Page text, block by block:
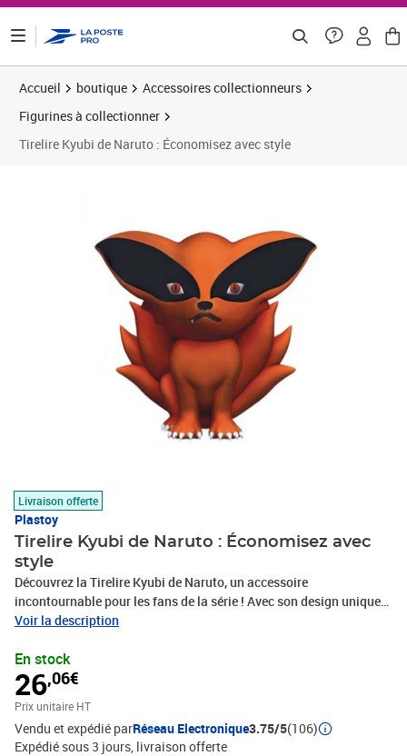
Accueil boutique
Accessoires collectionneurs
Figurines à collectionner
Tirelire Kyubi de Naruto : Économisez avec style
Livraison offerte
Plastoy
Tirelire Kyubi de Naruto : Économisez avec
style
Découvrez la Tirelire Kyubi de Naruto, un accessoire
incontournable pour les fans de la série ! Avec son design unique
inspiré du célèbre personnage, cette tirelire n'est pas seulement
Parfaite pour encourager les enfants à économiser, elle ajoutera
une touche de magie à leur chambre. Fabriquée avec des
matériaux de qualité, la Tirelire Kyubi est durable et facile à
utiliser. Ne manquez pas l'occasion de posséder cet article qui allie
passion et fonctionnalité.
Voir la description
En stock
26,06€
Prix unitaire HT
Vendu et expédié parRéseau Electronique3.75/5(106)
Expédié sous 3 jours livraison offerte